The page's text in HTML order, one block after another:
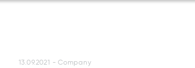
13.09.2021 -Company